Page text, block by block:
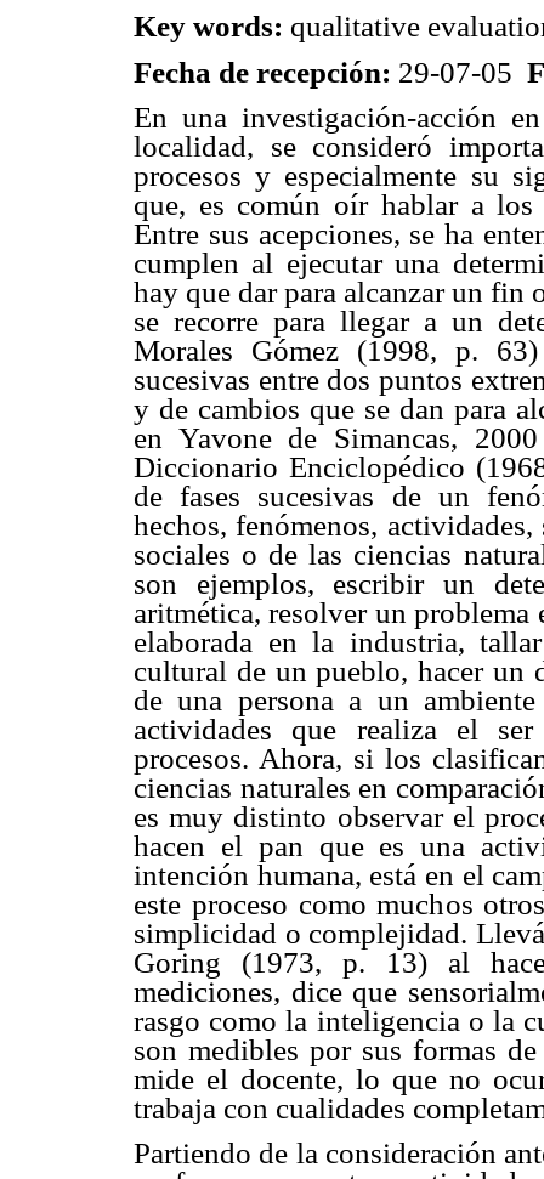
Key words: qualitative
Fecha de recepción: 29-07-05
En una investigación-acción
localidad, se consideró
procesos y especialmente su
que, es común oír hablar a los
Entre sus acepciones, se ha
cumplen al ejecutar una
hay que dar para alcanzar un fin
se recorre para llegar a un
Morales Gómez (1998, p.
sucesivas entre dos puntos
y de cambios que se dan para
en Yavone de Simancas,
Diccionario Enciclopédico
de fases sucesivas de un
hechos, fenómenos,
sociales o de las ciencias
son ejemplos, escribir un
aritmética, resolver un problema
elaborada en la industria,
cultural de un pueblo, hacer un
de una persona a un
actividades que realiza el
procesos. Ahora, si los
ciencias naturales en
es muy distinto observar el
hacen el pan que es una
intención humana, está en el
este proceso como muchos
simplicidad o complejidad.
Goring (1973, p. 13) al
mediciones, dice que
rasgo como la inteligencia o la
son medibles por sus formas
mide el docente, lo que no
trabaja con cualidades
Partiendo de la consideración